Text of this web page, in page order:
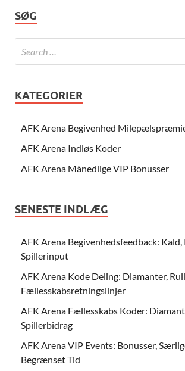
SØG
KATEGORIER
AFK Arena Begivenhed
AFK Arena Indløs Koder
AFK Arena Månedlige VIP Bonusser
SENESTE INDLÆG
AFK Arena Begivenhedsfeedback: Kald,
Spillerinput
AFK Arena Kode Deling: Diamanter,
Fællesskabsretningslinjer
AFK Arena Fællesskabs Koder:
Spillerbidrag
AFK Arena VIP Events: Bonusser,
Begrænset Tid